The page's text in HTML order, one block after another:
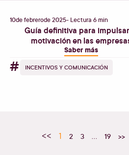
10defebrerode2025- Lectura 6 min
Guía definitiva para
motivación en las
Saber más
# INCENTIVOS Y COMUNICACIÓN
<< 1 2 3 … 19 >>